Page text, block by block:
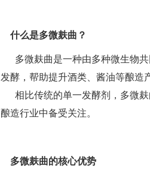
什么是多微麸曲？
多微麸曲是一种由多种微生物
发酵，帮助提升酒类、酱油等酿造
相比传统的单一发酵剂，多微
酿造行业中备受关注。
多微麸曲的核心优势